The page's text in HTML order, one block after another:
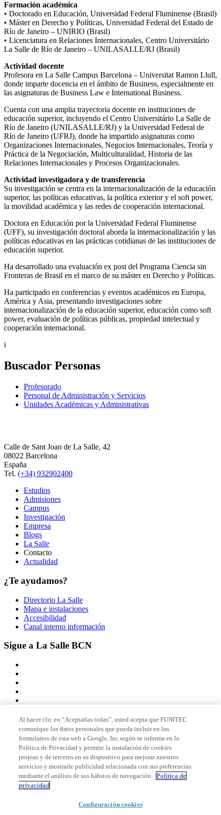
Formación académica
• Doctorado en Educación, Universidad Federal Fluminense (Brasil)
• Máster en Derecho y Políticas, Universidad Federal del Estado de
Río de Janeiro – UNIRIO (Brasil)
• Licenciatura en Relaciones Internacionales, Centro Universitário
La Salle de Río de Janeiro – UNILASALLE/RJ (Brasil)
Actividad docente
Profesora en La Salle Campus Barcelona – Universitat Ramon Llull,
donde imparte docencia en el ámbito de Business, especialmente en
las asignaturas de Business Law e International Business.
Cuenta con una amplia trayectoria docente en instituciones de
educación superior, incluyendo el Centro Universitário La Salle de
Río de Janeiro (UNILASALLE/RJ) y la Universidad Federal de
Río de Janeiro (UFRJ), donde ha impartido asignaturas como
Organizaciones Internacionales, Negocios Internacionales, Teoría y
Práctica de la Negociación, Multiculturalidad, Historia de las
Relaciones Internacionales y Procesos Organizacionales.
Actividad investigadora y de transferencia
Su investigación se centra en la internacionalización de la educación
superior, las políticas educativas, la política exterior y el soft power,
la movilidad académica y las redes de cooperación internacional.
Doctora en Educación por la Universidad Federal Fluminense
(UFF), su investigación doctoral aborda la internacionalización y las
políticas educativas en las prácticas cotidianas de las instituciones de
educación superior.
Ha desarrollado una evaluación ex post del Programa Ciencia sin
Fronteras de Brasil en el marco de su máster en Derecho y Políticas.
Ha participado en conferencias y eventos académicos en Europa,
América y Asia, presentando investigaciones sobre
internacionalización de la educación superior, educación como soft
power, evaluación de políticas públicas, propiedad intelectual y
cooperación internacional.
i
Buscador Personas
Profesorado
Personal de Administración y Servicios
Unidades Académicas y Administrativas
Calle de Sant Joan de La Salle, 42
08022 Barcelona
España
Tel. (+34) 932902400
Estudios
Admisiones
Campus
Investigación
Empresa
Blogs
La Salle
Contacto
Actualidad
¿Te ayudamos?
Directorio La Salle
Mapa e instalaciones
Accesibilidad
Canal interno información
Sigue a La Salle BCN
Miembro de
Acreditaciones
© 2026 La Salle Campus Barcelona - URL |
Al hacer clic en “Aceptarlas todas”, usted acepta que FUNITEC
comunique los datos personales que pueda incluir en los
formularios de esta web a Google, Inc según se informa en la
Política de Privacidad y permite la instalación de cookies
propias y de terceros en su dispositivo para mejorar nuestros
servicios y mostrarle publicidad relacionada con sus preferencias
mediante el análisis de sus hábitos de navegación. Política de
privacidad
Configuración cookies